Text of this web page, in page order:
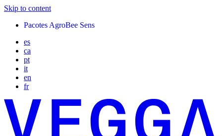
Skip to content
Pacotes AgroBee Sens
es
ca
pt
it
en
fr